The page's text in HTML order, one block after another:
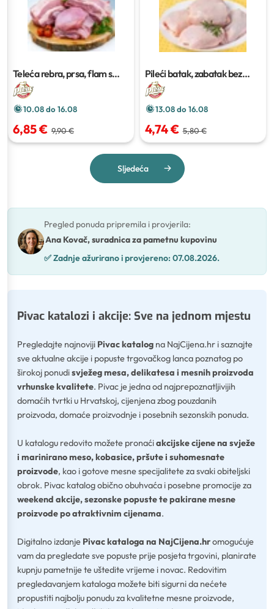
Teleća rebra, prsa, flam s
kosti
10.08 do 16.08
6,85 € 9,90 €
Pileći batak, zabatak bez
kosti s kožom
13.08 do 16.08
4,74 € 5,80 €
Sljedeća
Pregled ponuda pripremila i provjerila:
Ana Kovač, suradnica za pametnu kupovinu
✅Zadnje ažurirano i provjereno: 07.08.2026.
Pivac katalozi i akcije: Sve na jednom mjestu
Pregledajte najnoviji Pivac katalog na NajCijena.hr i saznajte
sve aktualne akcije i popuste trgovačkog lanca poznatog po
širokoj ponudisvježeg mesa, delikatesa i mesnih proizvoda
vrhunske kvalitete. Pivac je jedna od najprepoznatljivijih
domaćih tvrtki u Hrvatskoj, cijenjena zbog pouzdanih
proizvoda, domaće proizvodnje i posebnih sezonskih ponuda.
U katalogu redovito možete pronaćiakcijske cijene na svježe
i marinirano meso, kobasice, pršute i suhomesnate
proizvode, kao i gotove mesne specijalitete za svaki obiteljski
obrok. Pivac katalog obično obuhvaća i posebne promocije za
weekend akcije, sezonske popuste te pakirane mesne
proizvode po atraktivnim cijenama.
Digitalno izdanje Pivac kataloga na NajCijena.hromogućuje
vam da pregledate sve popuste prije posjeta trgovini, planirate
kupnju pametnije te uštedite vrijeme i novac. Redovitim
pregledavanjem kataloga možete biti sigurni da nećete
propustiti najbolju ponudu za kvalitetne mesne proizvode,